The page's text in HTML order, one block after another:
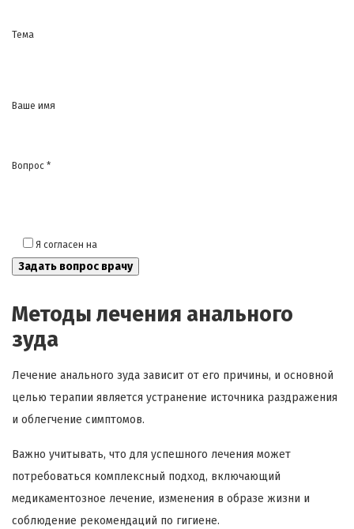
Тема
Ваше имя
Вопрос *
Я согласен на
Методы лечения анального
зуда
Лечение анального зуда зависит от его причины, и основной
целью терапии является устранение источника раздражения
и облегчение симптомов.
Важно учитывать, что для успешного лечения может
потребоваться комплексный подход, включающий
медикаментозное лечение, изменения в образе жизни и
соблюдение рекомендаций по гигиене.